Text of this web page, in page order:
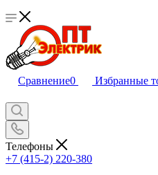
Сравнение0 Избранные
Телефоны
+7 (415-2) 220-380